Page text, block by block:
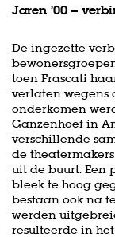
Jaren ’00 –
De ingezette
toen Frascati
verlaten wegens
onderkomen
Ganzenhoef in
verschillende
de
uit de buurt. Een
bleek te hoog
bestaan ook na
werden
resulteerde in
Zoom
in